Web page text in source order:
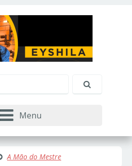
Menu
A Mão do Mestre
você usa nosso
produtos e
esforços de
de terceiros. Leia
Privacidade.